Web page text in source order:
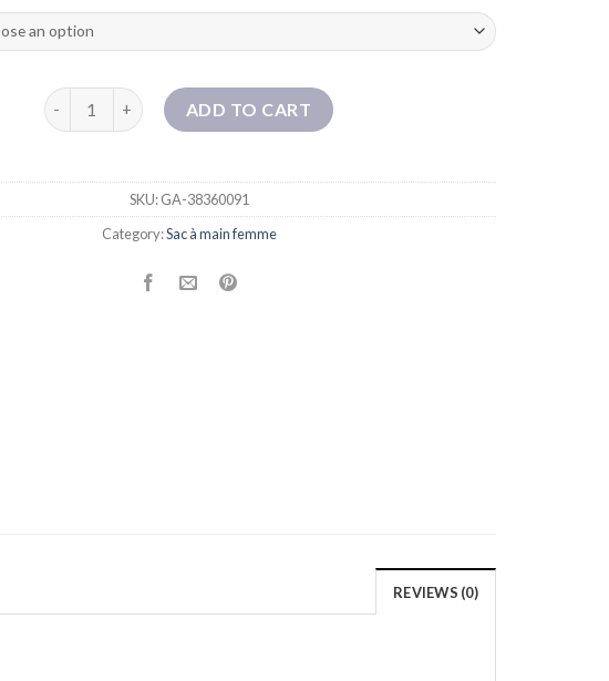
2025 Été Nouveau sac fourre-tout à grande capacité en plastique
ADD TO CART
SKU:GA-38360091
Category:Sac à main femme
REVIEWS (0)